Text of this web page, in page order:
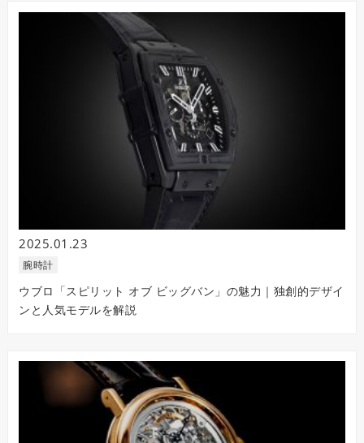
2025.01.23
腕時計
ウブロ「スピリット オブ ビッグバン」の魅力｜独創的デザイ
ンと人気モデルを解説